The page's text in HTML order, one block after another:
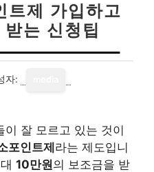
트제 가입하고
는 신청팁
자:
잘 모르고 있는 것이
포인트제 라는 제도입니
10만원의 보조금을 받